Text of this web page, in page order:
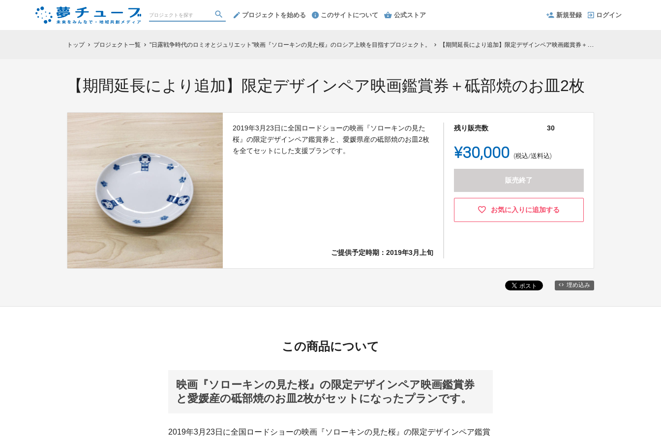
プロジェクトを始める このサイトについて 公式ストア 新規登録 ログイン
トップ chevron_right プロジェクト一覧 chevron_right "日露戦争時代のロミオとジュリエット"映画『ソローキンの見た桜』のロシア上映を目指すプロジェクト。 chevron_right 【期間延長により追加】限定デザインペア映画鑑賞券＋砥部焼のお皿2枚
【期間延長により追加】限定デザインペア映画鑑賞券＋砥部焼のお皿2枚
2019年3月23日に全国ロードショーの映画『ソローキンの見た
桜』の限定デザインペア鑑賞券と、愛媛県産の砥部焼のお皿2枚
を全てセットにした支援プランです。
ご提供予定時期：2019年3月上旬
残り販売数 30
¥30,000 (税込/送料込)
販売終了
お気に入りに追加する
埋め込み
この商品について
映画『ソローキンの見た桜』の限定デザインペア映画鑑賞券
と愛媛産の砥部焼のお皿2枚がセットになったプランです。
2019年3月23日に全国ロードショーの映画『ソローキンの見た桜』の限定デザインペア鑑賞